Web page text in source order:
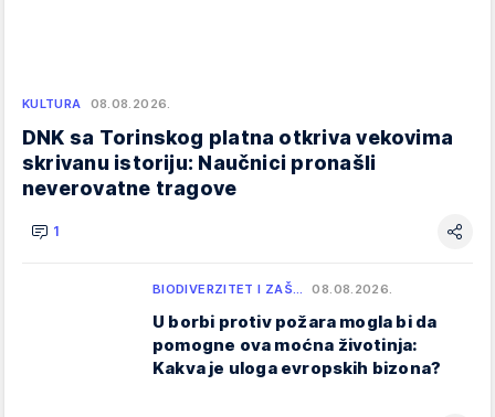
KULTURA 08.08.2026.
DNK sa Torinskog platna otkriva vekovima
skrivanu istoriju: Naučnici pronašli
neverovatne tragove
1
BIODIVERZITET I ZAŠ… 08.08.2026.
U borbi protiv požara mogla bi da
pomogne ova moćna životinja:
Kakva je uloga evropskih bizona?